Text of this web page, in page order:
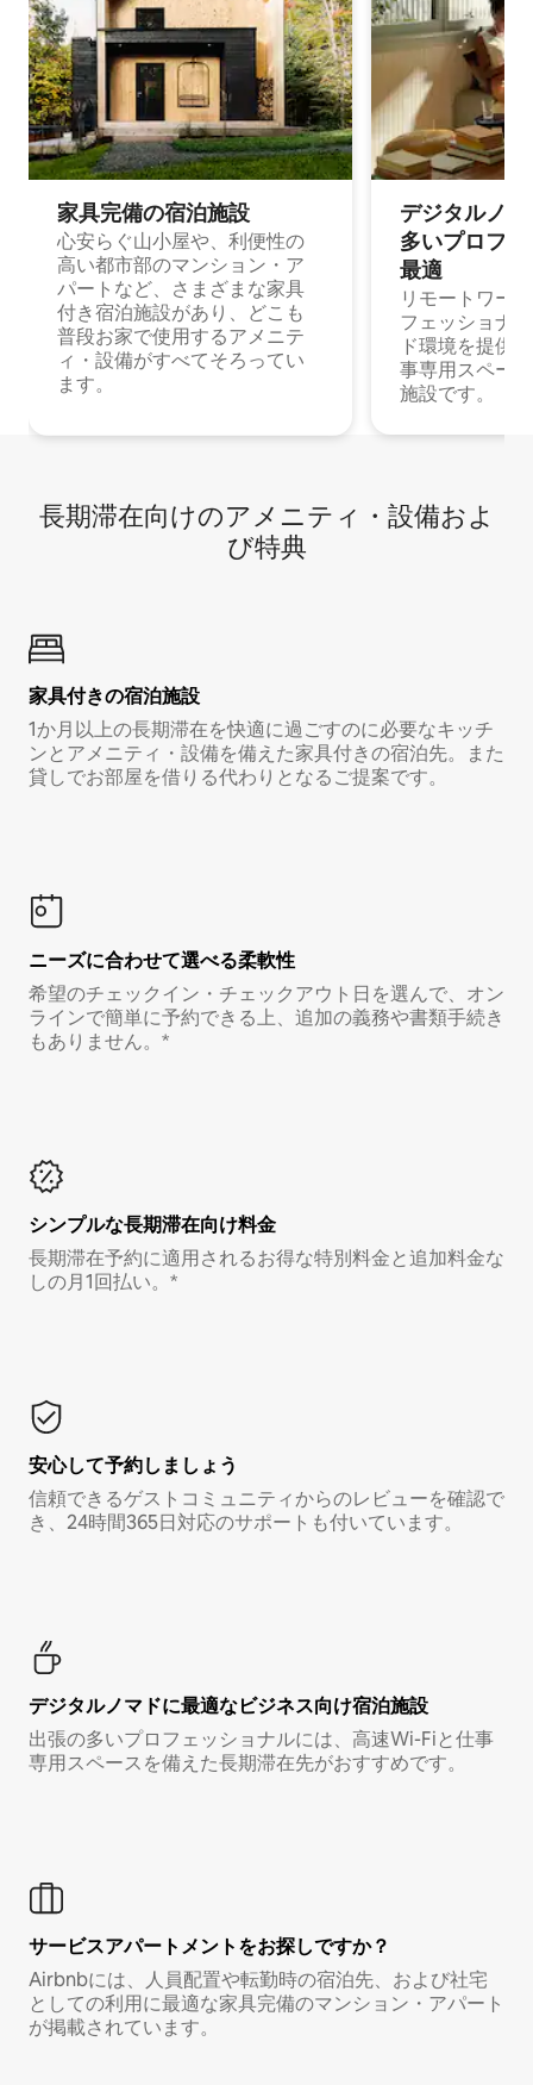
家具完備の宿⁠泊⁠施⁠設
心安らぐ山小屋や、利便性の
高い都市部のマンション・ア
パートなど、さまざまな家具
付き宿泊施設があり、どこも
普段お家で使用するアメニテ
ィ・設備がすべてそろってい
ます。
デジタルノ
多⁠いプ⁠ロ⁠フ⁠
最⁠適
リモートワー
フェッショナ
ド環境を提供
事専用スペー
施設です。
長期滞在向け⁠のア⁠メ⁠ニ⁠テ⁠ィ⁠・設⁠備⁠およ
び特⁠典
家具付き⁠の宿⁠泊⁠施⁠設
1か月以上の長期滞在を快適に過ごすのに必要なキッチ
ンとアメニティ・設備を備えた家具付きの宿泊先。また
貸しでお部屋を借りる代わりとなるご提案です。
ニーズに合わせて選べる柔軟性
希望のチェックイン・チェックアウト日を選んで、オン
ラインで簡単に予約できる上、追加の義務や書類手続き
もありません。*
シンプルな長期滞在向け料金
長期滞在予約に適用されるお得な特別料金と追加料金な
しの月1回払い。*
安心して予約しましょう
信頼できるゲストコミュニティからのレビューを確認で
き、24時間365日対応のサポートも付いています。
デジタルノマド⁠に最⁠適⁠なビ⁠ジ⁠ネ⁠ス⁠向⁠け宿⁠泊⁠施⁠設
出張の多いプロフェッショナルには、高速Wi-Fiと仕事
専用スペースを備えた長期滞在先がおすすめです。
サービスアパートメントをお探しですか？
Airbnbには、人員配置や転勤時の宿泊先、および社宅
としての利用に最適な家具完備のマンション・アパート
が掲載されています。